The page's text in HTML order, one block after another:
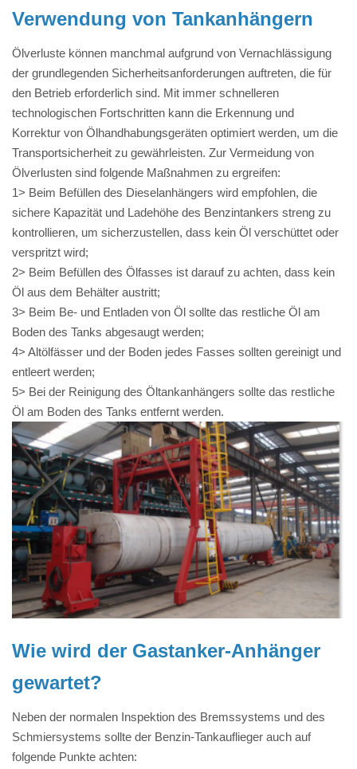
Verwendung von Tankanhängern
Ölverluste können manchmal aufgrund von Vernachlässigung
der grundlegenden Sicherheitsanforderungen auftreten, die für
den Betrieb erforderlich sind. Mit immer schnelleren
technologischen Fortschritten kann die Erkennung und
Korrektur von Ölhandhabungsgeräten optimiert werden, um die
Transportsicherheit zu gewährleisten. Zur Vermeidung von
Ölverlusten sind folgende Maßnahmen zu ergreifen:
1> Beim Befüllen des Dieselanhängers wird empfohlen, die
sichere Kapazität und Ladehöhe des Benzintankers streng zu
kontrollieren, um sicherzustellen, dass kein Öl verschüttet oder
verspritzt wird;
2> Beim Befüllen des Ölfasses ist darauf zu achten, dass kein
Öl aus dem Behälter austritt;
3> Beim Be- und Entladen von Öl sollte das restliche Öl am
Boden des Tanks abgesaugt werden;
4> Altölfässer und der Boden jedes Fasses sollten gereinigt und
entleert werden;
5> Bei der Reinigung des Öltankanhängers sollte das restliche
Öl am Boden des Tanks entfernt werden.
Wie wird der Gastanker-Anhänger
gewartet?
Neben der normalen Inspektion des Bremssystems und des
Schmiersystems sollte der Benzin-Tankauflieger auch auf
folgende Punkte achten: